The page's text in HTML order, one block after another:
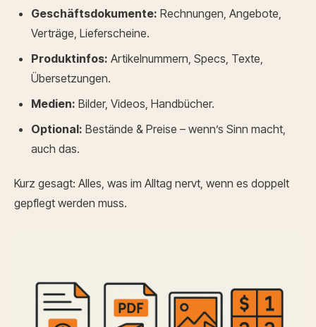
Geschäftsdokumente: Rechnungen, Angebote,
Verträge, Lieferscheine.
Produktinfos: Artikelnummern, Specs, Texte,
Übersetzungen.
Medien: Bilder, Videos, Handbücher.
Optional: Bestände & Preise – wenn’s Sinn macht,
auch das.
Kurz gesagt: Alles, was im Alltag nervt, wenn es doppelt
gepflegt werden muss.